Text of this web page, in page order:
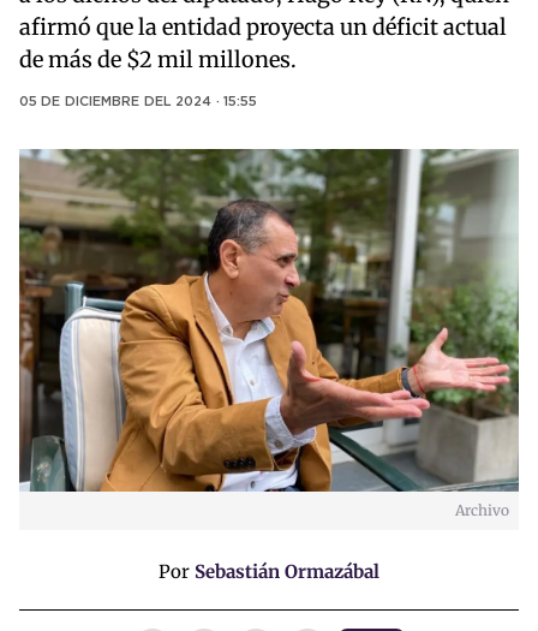
afirmó que la entidad proyecta un déficit actual
de más de $2 mil millones.
05 DE DICIEMBRE DEL 2024 · 15:55
Archivo
Por Sebastián Ormazábal